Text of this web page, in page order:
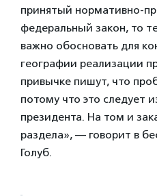
принятый нормативно-
федеральный закон, то
важно обосновать для
географии реализации
привычке пишут, что
потому что это следует
президента. На том и
раздела», — говорит в
Голуб.